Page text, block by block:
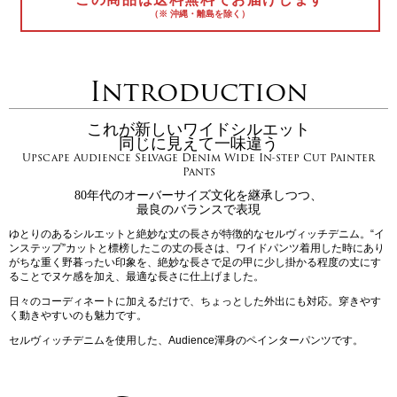
（※ 沖縄・離島を除く）
Introduction
これが新しいワイドシルエット
同じに見えて一味違う
Upscape Audience Selvage Denim Wide In-step Cut Painter
Pants
80年代のオーバーサイズ文化を継承しつつ、
最良のバランスで表現
ゆとりのあるシルエットと絶妙な丈の長さが特徴的なセルヴィッチデニム。“イ
ンステップ”カットと標榜したこの丈の長さは、ワイドパンツ着用した時にあり
がちな重く野暮ったい印象を、絶妙な長さで足の甲に少し掛かる程度の丈にす
ることでヌケ感を加え、最適な長さに仕上げました。
日々のコーディネートに加えるだけで、ちょっとした外出にも対応。穿きやす
く動きやすいのも魅力です。
セルヴィッチデニムを使用した、Audience渾身のペインターパンツです。